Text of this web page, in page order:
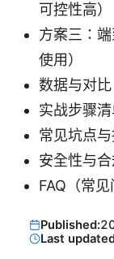
可控性高）
方案三：
使用）
数据与对比
实战步骤清
常见坑点
安全性与
FAQ（常见
Published:
Last